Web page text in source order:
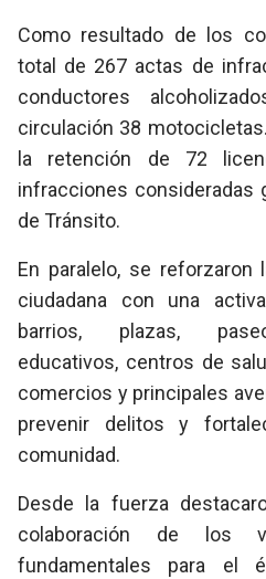
Como resultado de los
total de 267 actas de
conductores
circulación 38
la retención de 72
infracciones consideradas
de Tránsito.
En paralelo, se reforzaron
ciudadana con una
barrios, plazas,
educativos, centros de
comercios y principales
prevenir delitos y
comunidad.
Desde la fuerza
colaboración de los
fundamentales para el